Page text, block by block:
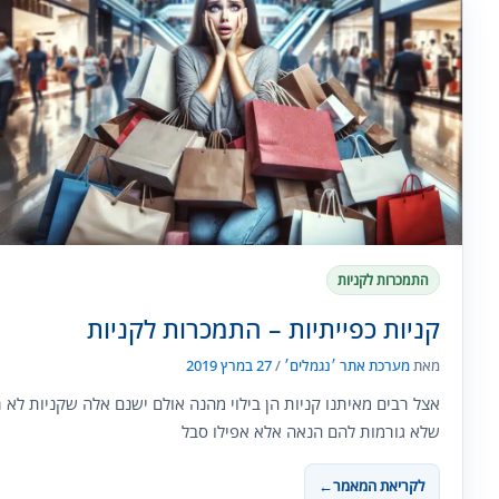
התמכרות לקניות
קניות כפייתיות – התמכרות לקניות
מאתמערכת אתר ׳נגמלים׳ /27 במרץ 2019
אצל רבים מאיתנו קניות הן בילוי מהנה אולם ישנם אלה שקניות לא
שלא גורמות להם הנאה אלא אפילו סבל
לקריאת המאמר←